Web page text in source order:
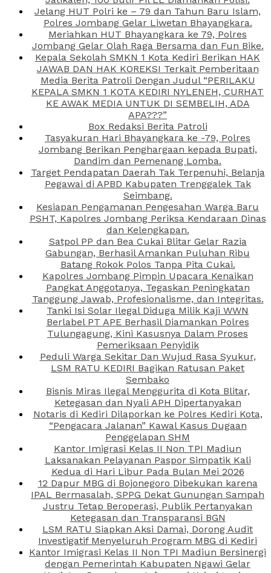
Jelang HUT Polri ke – 79 dan Tahun Baru Islam,
Polres Jombang Gelar Liwetan Bhayangkara.
Meriahkan HUT Bhayangkara ke 79, Polres
Jombang Gelar Olah Raga Bersama dan Fun Bike.
Kepala Sekolah SMKN 1 Kota Kediri Berikan HAK
JAWAB DAN HAK KOREKSI Terkait Pemberitaan
Media Berita Patroli Dengan Judul “PERILAKU
KEPALA SMKN 1 KOTA KEDIRI NYLENEH, CURHAT
KE AWAK MEDIA UNTUK DI SEMBELIH, ADA
APA???”
Box Redaksi Berita Patroli
Tasyakuran Hari Bhayangkara ke -79, Polres
Jombang Berikan Penghargaan kepada Bupati,
Dandim dan Pemenang Lomba.
Target Pendapatan Daerah Tak Terpenuhi, Belanja
Pegawai di APBD Kabupaten Trenggalek Tak
Seimbang.
Kesiapan Pengamanan Pengesahan Warga Baru
PSHT, Kapolres Jombang Periksa Kendaraan Dinas
dan Kelengkapan.
Satpol PP dan Bea Cukai Blitar Gelar Razia
Gabungan, Berhasil Amankan Puluhan Ribu
Batang Rokok Polos Tanpa Pita Cukai.
Kapolres Jombang Pimpin Upacara Kenaikan
Pangkat Anggotanya, Tegaskan Peningkatan
Tanggung Jawab, Profesionalisme, dan Integritas.
Tanki Isi Solar Ilegal Diduga Milik Kaji WWN
Berlabel PT APE Berhasil Diamankan Polres
Tulungagung, Kini Kasusnya Dalam Proses
Pemeriksaan Penyidik
Peduli Warga Sekitar Dan Wujud Rasa Syukur,
LSM RATU KEDIRI Bagikan Ratusan Paket
Sembako
Bisnis Miras Ilegal Menggurita di Kota Blitar,
Ketegasan dan Nyali APH Dipertanyakan
Notaris di Kediri Dilaporkan ke Polres Kediri Kota,
“Pengacara Jalanan” Kawal Kasus Dugaan
Penggelapan SHM
Kantor Imigrasi Kelas II Non TPI Madiun
Laksanakan Pelayanan Paspor Simpatik Kali
Kedua di Hari Libur Pada Bulan Mei 2026
12 Dapur MBG di Bojonegoro Dibekukan karena
IPAL Bermasalah, SPPG Dekat Gunungan Sampah
Justru Tetap Beroperasi, Publik Pertanyakan
Ketegasan dan Transparansi BGN
LSM RATU Siapkan Aksi Damai, Dorong Audit
Investigatif Menyeluruh Program MBG di Kediri
Kantor Imigrasi Kelas II Non TPI Madiun Bersinergi
dengan Pemerintah Kabupaten Ngawi Gelar